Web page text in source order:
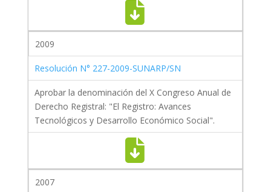
2009
Resolución N° 227-2009-SUNARP/SN
Aprobar la denominación del X Congreso Anual de
Derecho Registral: "El Registro: Avances
Tecnológicos y Desarrollo Económico Social".
2007